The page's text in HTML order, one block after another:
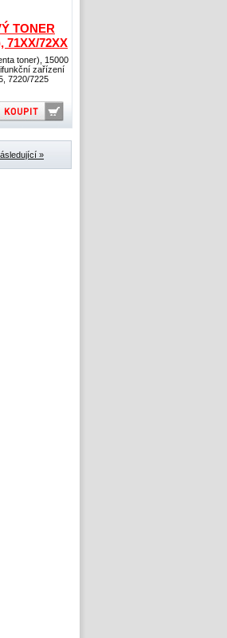
TONER
71XX/72XX
toner), 15000
zařízení
7220/7225
»